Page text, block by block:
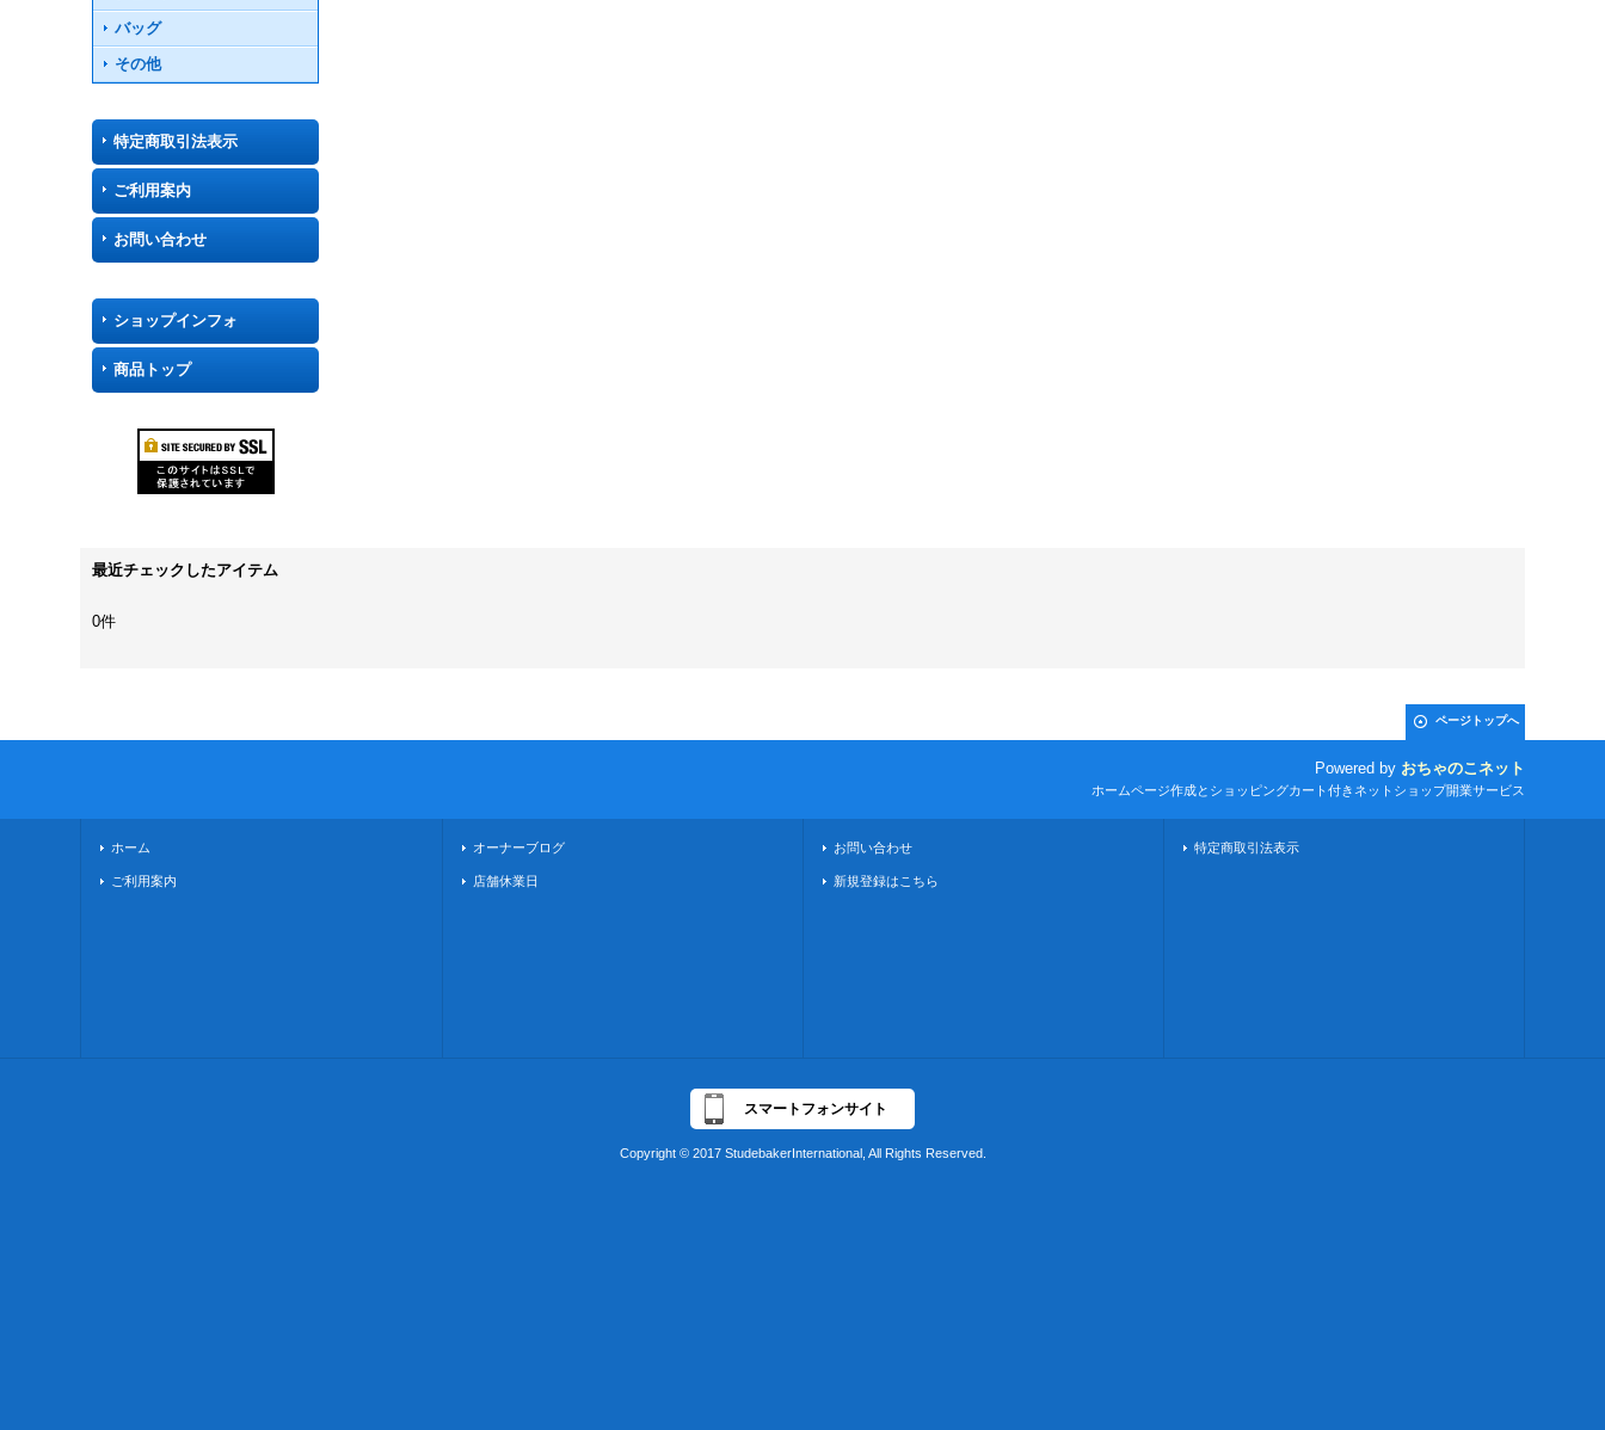
バッグ
その他
特定商取引法表示
ご利用案内
お問い合わせ
ショップインフォ
商品トップ
最近チェックしたアイテム
0件
ページトップへ
Powered by おちゃのこネット
ホームページ作成とショッピングカート付きネットショップ開業サービス
ホーム
ご利用案内
オーナーブログ
店舗休業日
お問い合わせ
新規登録はこちら
特定商取引法表示
スマートフォンサイト
Copyright © 2017 StudebakerInternational, All Rights Reserved.